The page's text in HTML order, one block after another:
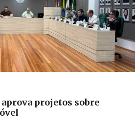
aprova projetos sobre